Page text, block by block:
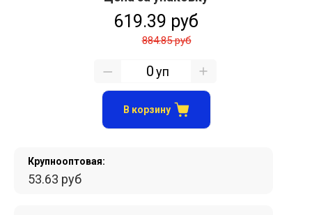
Крупнооптовая:
53.63 руб
619.39 руб
884.85 руб
уп
В корзину